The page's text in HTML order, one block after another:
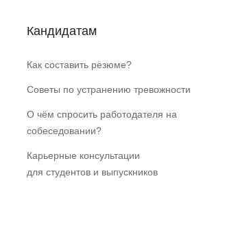
Кандидатам
Как составить резюме?
Советы по устранению тревожности
О чём спросить работодателя на
собеседовании?
Карьерные консультации
для студентов и выпускников